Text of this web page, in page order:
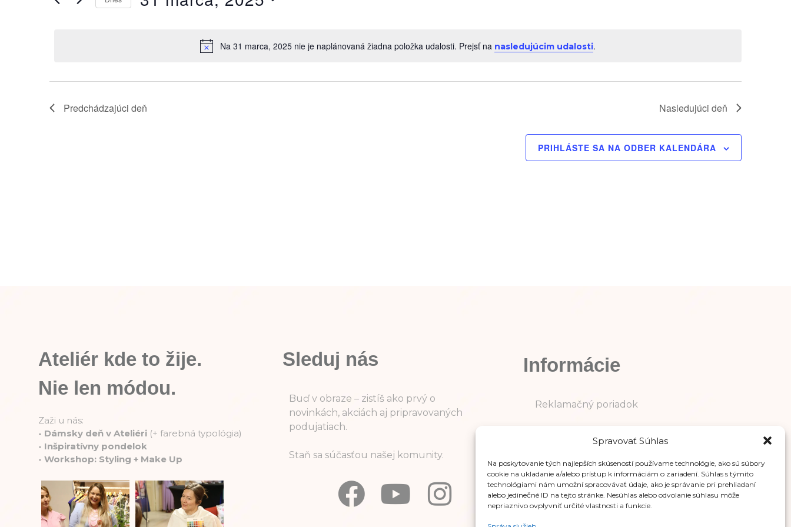
Spravovať Súhlas
Na poskytovanie tých najlepších skúseností používame technológie, ako sú súbory
cookie na ukladanie a/alebo prístup k informáciám o zariadení. Súhlas s týmito
technológiami nám umožní spracovávať údaje, ako je správanie pri prehliadaní
alebo jedinečné ID na tejto stránke. Nesúhlas alebo odvolanie súhlasu môže
nepriaznivo ovplyvniť určité vlastnosti a funkcie.
Notice
Na 31 marca, 2025 nie je naplánovaná žiadna položka udalosti. Prejsť na nasledujúcim udalosti.
podľa
Predchádzajúci deň Nasledujúci deň
PRIHLÁSTE SA NA ODBER KALENDÁRA
Ateliér kde to žije.
Nie len módou.
Zaži u nás:
- Dámsky deň v Ateliéri (+ farebná typológia)
- Inšpiratívny pondelok
- Workshop: Styling + Make Up
Sleduj nás
Buď v obraze – zistíš ako prvý o
novinkách, akciách aj pripravovaných
podujatiach.
Staň sa súčasťou našej komunity.
Informácie
Reklamačný poriadok
Obchodné podmienky